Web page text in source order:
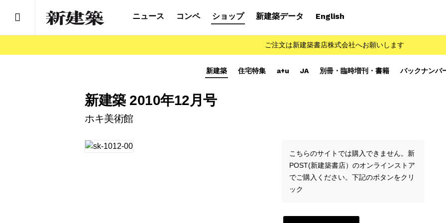
ニュース コンペ ショップ 新建築データ English
ご注文は新建築書店株式会社へお願いします
新建築 住宅特集 a+u JA 別冊・臨時増刊・書籍 バックナンバ
新建築 2010年12月号
ホキ美術館
こちらのサイトでは購入できません。新
POST(新建築書店）のオンラインストア
でご購入ください。下記のボタンをクリ
ック